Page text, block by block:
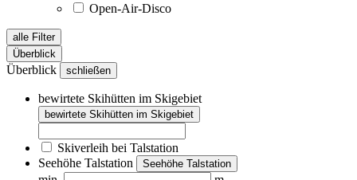
Open-Air-Disco
alle Filter
Überblick
Überblick schließen
bewirtete Skihütten im Skigebiet
bewirtete Skihütten im Skigebiet
Skiverleih bei Talstation
Seehöhe Talstation
Seehöhe Talstation